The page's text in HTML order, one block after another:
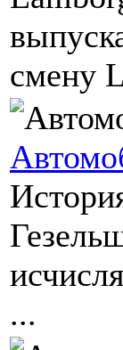
смену
...